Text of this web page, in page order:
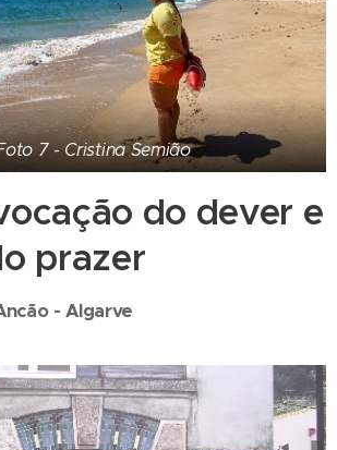
7 - Cristina Semião
do dever e
prazer
- Algarve